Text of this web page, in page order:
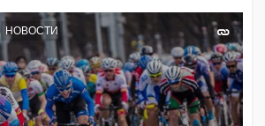
НОВОСТИ